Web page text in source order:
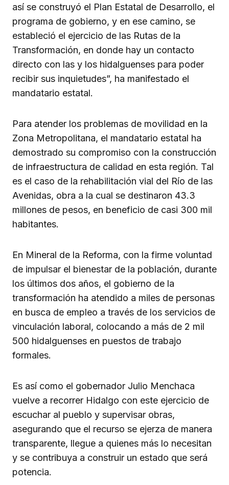
así se construyó el Plan Estatal de Desarrollo, el
programa de gobierno, y en ese camino, se
estableció el ejercicio de las Rutas de la
Transformación, en donde hay un contacto
directo con las y los hidalguenses para poder
recibir sus inquietudes”, ha manifestado el
mandatario estatal.
Para atender los problemas de movilidad en la
Zona Metropolitana, el mandatario estatal ha
demostrado su compromiso con la construcción
de infraestructura de calidad en esta región. Tal
es el caso de la rehabilitación vial del Río de las
Avenidas, obra a la cual se destinaron 43.3
millones de pesos, en beneficio de casi 300 mil
habitantes.
En Mineral de la Reforma, con la firme voluntad
de impulsar el bienestar de la población, durante
los últimos dos años, el gobierno de la
transformación ha atendido a miles de personas
en busca de empleo a través de los servicios de
vinculación laboral, colocando a más de 2 mil
500 hidalguenses en puestos de trabajo
formales.
Es así como el gobernador Julio Menchaca
vuelve a recorrer Hidalgo con este ejercicio de
escuchar al pueblo y supervisar obras,
asegurando que el recurso se ejerza de manera
transparente, llegue a quienes más lo necesitan
y se contribuya a construir un estado que será
potencia.